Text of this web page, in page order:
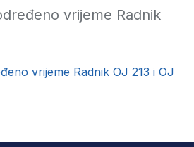
vrijeme Radnik
vrijeme Radnik OJ 213 i OJ